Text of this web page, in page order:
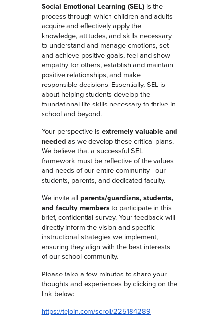
Social Emotional Learning (SEL)is the
process through which children and adults
acquire and effectively apply the
knowledge, attitudes, and skills necessary
to understand and manage emotions, set
and achieve positive goals, feel and show
empathy for others, establish and maintain
positive relationships, and make
responsible decisions. Essentially, SEL is
about helping students develop the
foundational life skills necessary to thrive in
school and beyond.
Your perspective is extremely valuable and
needed as we develop these critical plans.
We believe that a successful SEL
framework must be reflective of the values
and needs of our entire community—our
students, parents, and dedicated faculty.
We invite all parents/guardians, students,
and faculty membersto participate in this
brief, confidential survey. Your feedback will
directly inform the vision and specific
instructional strategies we implement,
ensuring they align with the best interests
of our school community.
Please take a few minutes to share your
thoughts and experiences by clicking on the
link below:
https://tejoin.com/scroll/225184289